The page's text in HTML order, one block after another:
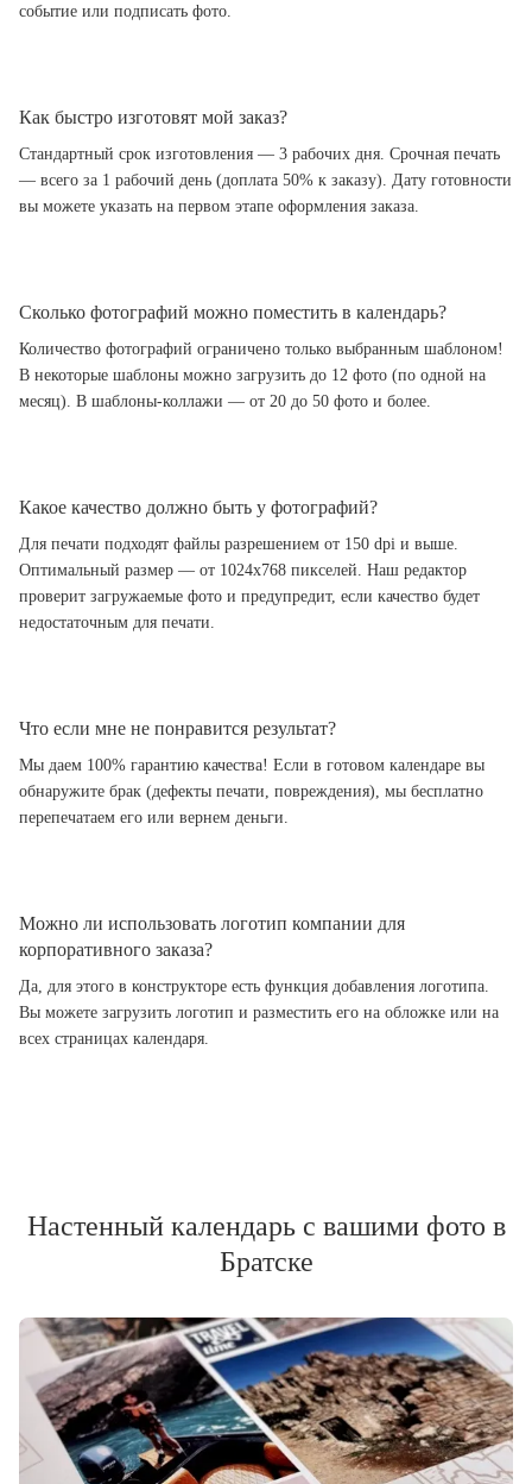
событие или подписать фото.
Как быстро изготовят мой заказ?
Стандартный срок изготовления — 3 рабочих дня. Срочная печать
— всего за 1 рабочий день (доплата 50% к заказу). Дату готовности
вы можете указать на первом этапе оформления заказа.
Сколько фотографий можно поместить в календарь?
Количество фотографий ограничено только выбранным шаблоном!
В некоторые шаблоны можно загрузить до 12 фото (по одной на
месяц). В шаблоны-коллажи — от 20 до 50 фото и более.
Какое качество должно быть у фотографий?
Для печати подходят файлы разрешением от 150 dpi и выше.
Оптимальный размер — от 1024x768 пикселей. Наш редактор
проверит загружаемые фото и предупредит, если качество будет
недостаточным для печати.
Что если мне не понравится результат?
Мы даем 100% гарантию качества! Если в готовом календаре вы
обнаружите брак (дефекты печати, повреждения), мы бесплатно
перепечатаем его или вернем деньги.
Можно ли использовать логотип компании для
корпоративного заказа?
Да, для этого в конструкторе есть функция добавления логотипа.
Вы можете загрузить логотип и разместить его на обложке или на
всех страницах календаря.
Настенный календарь с вашими фото в
Братске